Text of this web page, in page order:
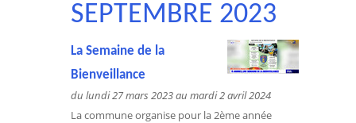
SEPTEMBRE 2023
La Semaine de la
Bienveillance
du lundi 27 mars 2023 au mardi 2 avril 2024
La commune organise pour la 2ème année